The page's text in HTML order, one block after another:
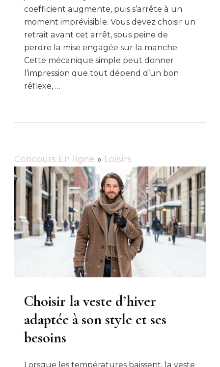
coefficient augmente, puis s’arrête à un
moment imprévisible. Vous devez choisir un
retrait avant cet arrêt, sous peine de
perdre la mise engagée sur la manche.
Cette mécanique simple peut donner
l’impression que tout dépend d’un bon
réflexe, …
Concours En ligne » Loisirs
Choisir la veste d’hiver
adaptée à son style et ses
besoins
Lorsque les températures baissent, la veste